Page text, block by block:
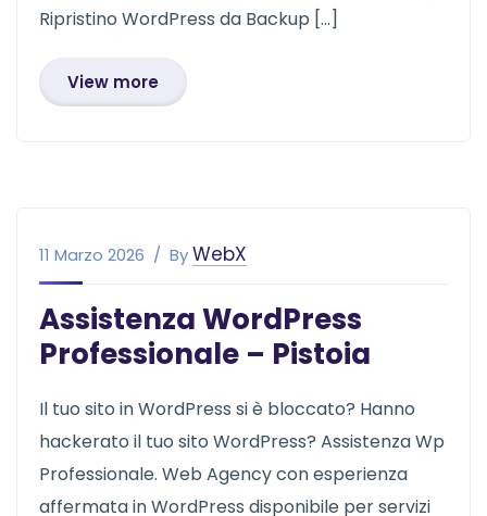
Ripristino WordPress da Backup […]
View more
11 Marzo 2026 ByWebX
Assistenza WordPress
Professionale – Pistoia
Il tuo sito in WordPress si è bloccato? Hanno
hackerato il tuo sito WordPress? Assistenza Wp
Professionale. Web Agency con esperienza
affermata in WordPress disponibile per servizi